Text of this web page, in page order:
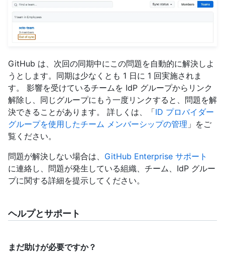
GitHub は、次回の同期中にこの問題を自動的に解決しよ
うとします。同期は少なくとも 1 日に 1 回実施されま
す。 影響を受けているチームを IdP グループからリンク
解除し、同じグループにもう一度リンクすると、問題を解
決できることがあります。 詳しくは、「ID プロバイダー
グループを使用したチーム メンバーシップの管理 」をご
覧ください。
問題が解決しない場合は、 GitHub Enterprise サポート
に連絡し、問題が発生している組織、チーム、IdP グルー
プに関する詳細を提示してください。
ヘルプとサポート
まだ助けが必要ですか？